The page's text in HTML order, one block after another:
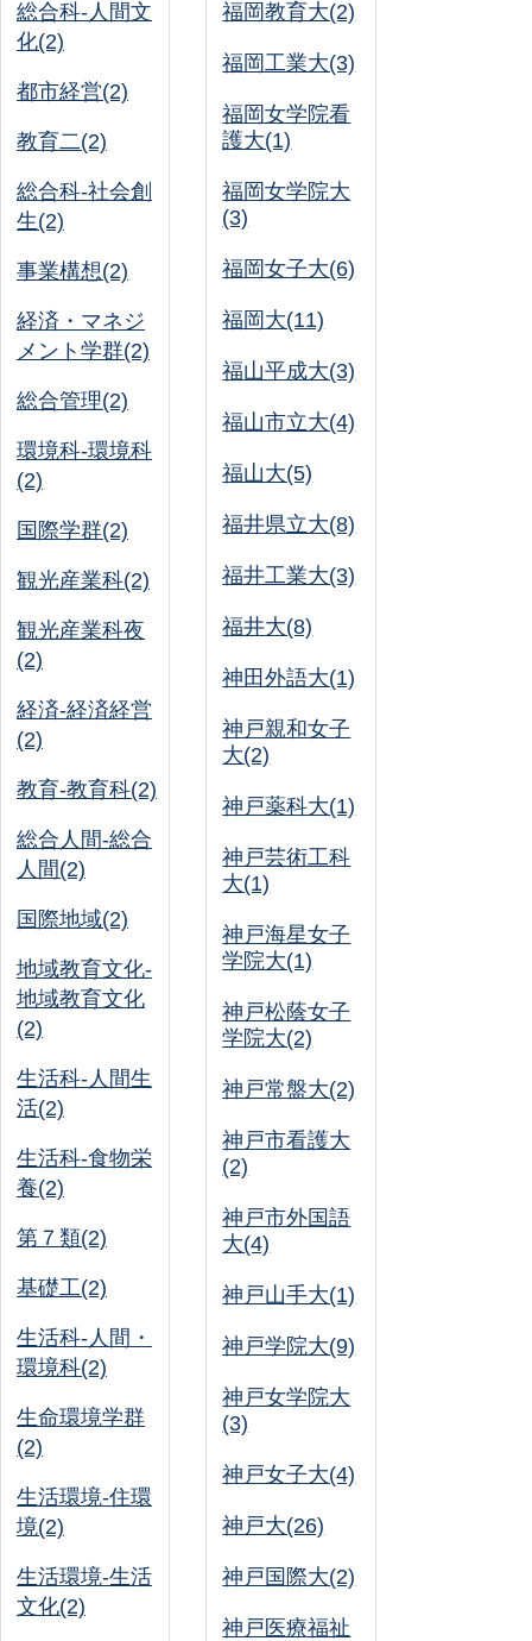
総合科-人間文
化(2)
都市経営(2)
教育二(2)
総合科-社会創
生(2)
事業構想(2)
経済・マネジ
メント学群(2)
総合管理(2)
環境科-環境科
(2)
国際学群(2)
観光産業科(2)
観光産業科夜
(2)
経済-経済経営
(2)
教育-教育科(2)
総合人間-総合
人間(2)
国際地域(2)
地域教育文化-
地域教育文化
(2)
生活科-人間生
活(2)
生活科-食物栄
養(2)
第７類(2)
基礎工(2)
生活科-人間・
環境科(2)
生命環境学群
(2)
生活環境-住環
境(2)
生活環境-生活
文化(2)
福岡教育大(2)
福岡工業大(3)
福岡女学院看
護大(1)
福岡女学院大
(3)
福岡女子大(6)
福岡大(11)
福山平成大(3)
福山市立大(4)
福山大(5)
福井県立大(8)
福井工業大(3)
福井大(8)
神田外語大(1)
神戸親和女子
大(2)
神戸薬科大(1)
神戸芸術工科
大(1)
神戸海星女子
学院大(1)
神戸松蔭女子
学院大(2)
神戸常盤大(2)
神戸市看護大
(2)
神戸市外国語
大(4)
神戸山手大(1)
神戸学院大(9)
神戸女学院大
(3)
神戸女子大(4)
神戸大(26)
神戸国際大(2)
神戸医療福祉